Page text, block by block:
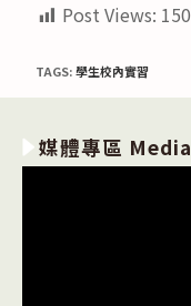
Post Views: 150
TAGS:學生校內實習
媒體專區 Media